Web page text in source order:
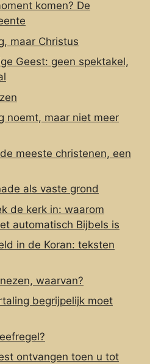
komen? De
maar Christus
Geest: geen spektakel,
noemt, maar niet meer
meeste christenen, een
als vaste grond
de kerk in: waarom
automatisch Bijbels is
in de Koran: teksten
waarvan?
begrijpelijk moet
ontvangen toen u tot